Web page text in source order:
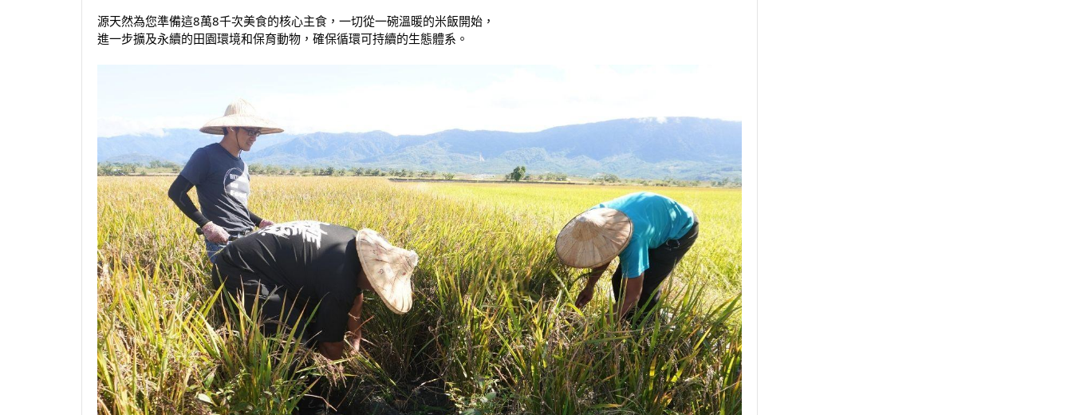
源天然為您準備這8萬8千次美食的核心主食，一切從一碗溫暖的米飯開始，
進一步擴及永續的田園環境和保育動物，確保循環可持續的生態體系。